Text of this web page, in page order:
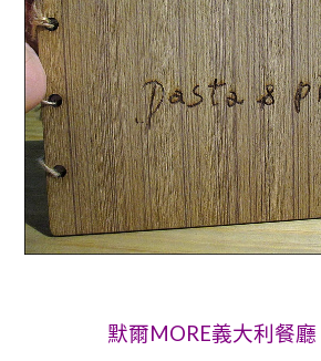
默爾MORE義大利餐